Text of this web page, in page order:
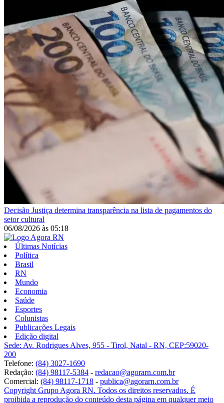
Decisão Justiça determina transparência na lista de pagamentos do
setor cultural
06/08/2026 às 05:18
Últimas Notícias
Política
Brasil
RN
Mundo
Economia
Saúde
Esportes
Colunistas
Publicações Legais
Edição digital
Sede: Av. Rodrigues Alves, 955 - Tirol, Natal - RN, CEP:59020-
200
Telefone: (84) 3027-1690
Redação: (84) 98117-5384 - redacao@agorarn.com.br
Comercial: (84) 98117-1718 - publica@agorarn.com.br
Copyright Grupo Agora RN. Todos os direitos reservados. É
proibida a reprodução do conteúdo desta página em qualquer meio